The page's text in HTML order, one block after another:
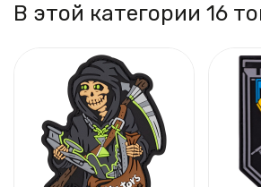
В этой категории 16